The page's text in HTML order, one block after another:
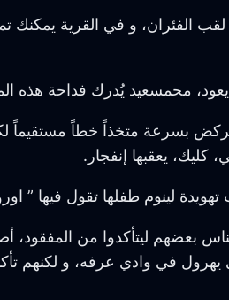
الفئران، و في القرية يمكنك
يعود، محمسعيد يُدرك فداحة هذه
يركض بسرعة متخذاً خطاً
يعقبها إنفجار.
لينوم طفلها تقول فيها ”
بعضهم ليتأكدوا من
في وادي عرفه، و لكنهم